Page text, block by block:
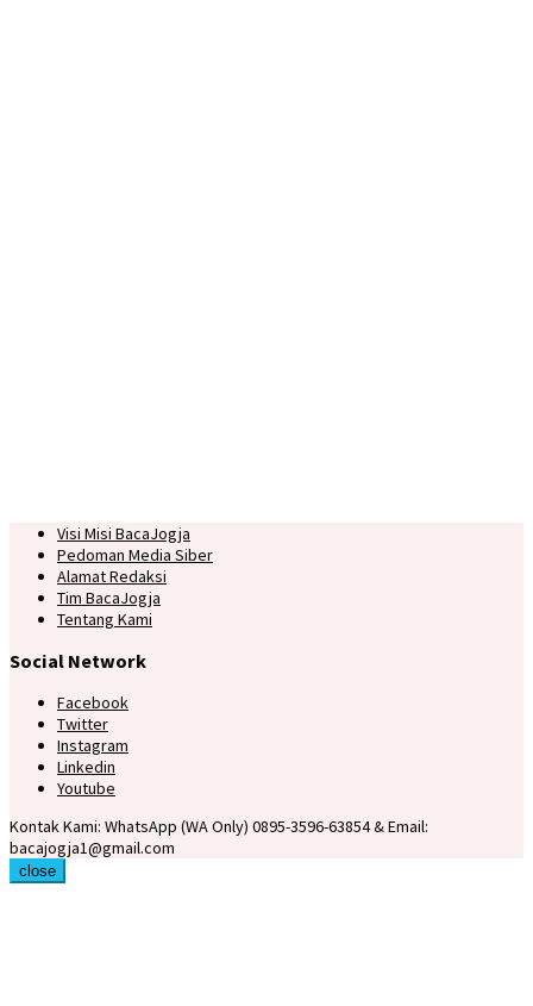
Visi Misi BacaJogja
Pedoman Media Siber
Alamat Redaksi
Tim BacaJogja
Tentang Kami
Social Network
Facebook
Twitter
Instagram
Linkedin
Youtube
Kontak Kami: WhatsApp (WA Only) 0895-3596-63854 & Email:
bacajogja1@gmail.com
close